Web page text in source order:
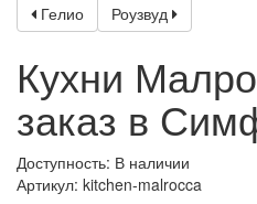
Гелио Роузвуд
Кухни
заказ в
Доступность: В наличии
Артикул: kitchen-malrocca